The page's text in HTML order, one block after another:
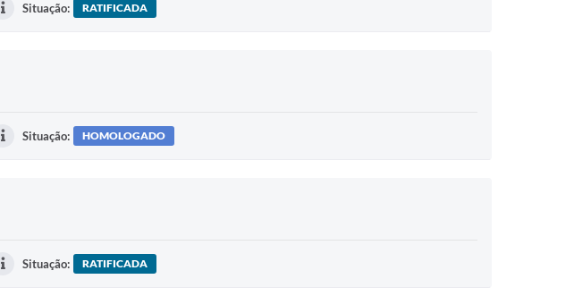
Situação: RATIFICADA
Situação: HOMOLOGADO
Situação: RATIFICADA